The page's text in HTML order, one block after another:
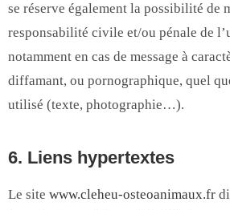
se réserve également la possibilité de
responsabilité civile et/ou pénale de
notamment en cas de message à
diffamant, ou pornographique, quel
utilisé (texte, photographie…).
6. Liens hypertextes
Le site www.cleheu-osteoanimaux.fr